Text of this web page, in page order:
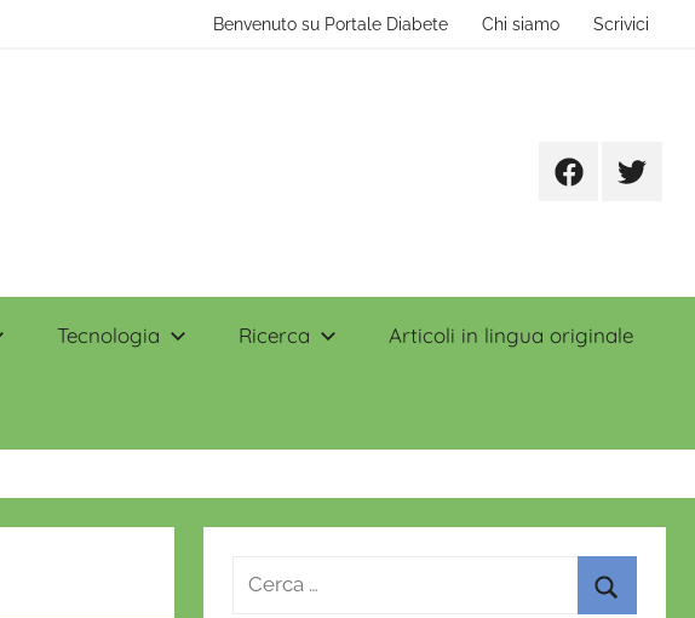
Benvenuto su Portale Diabete Chi siamo Scrivici
FacebookTwitter
Tecnologia Ricerca Articoli in lingua originale
Ricerca